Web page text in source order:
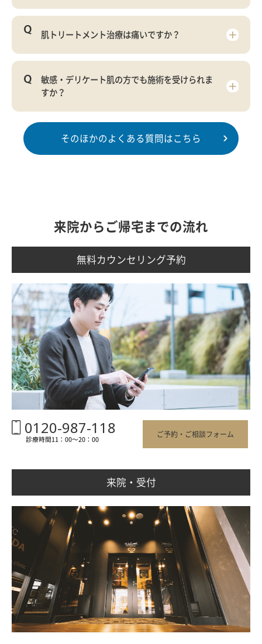
肌トリートメント治療は痛いですか？
敏感・デリケート肌の方でも施術を受けられま
すか？
そのほかのよくある質問はこちら
来院からご帰宅までの流れ
無料カウンセリング予約
0120-987-118
診療時間11：00〜20：00 ご予約・ご相談フォーム
来院・受付